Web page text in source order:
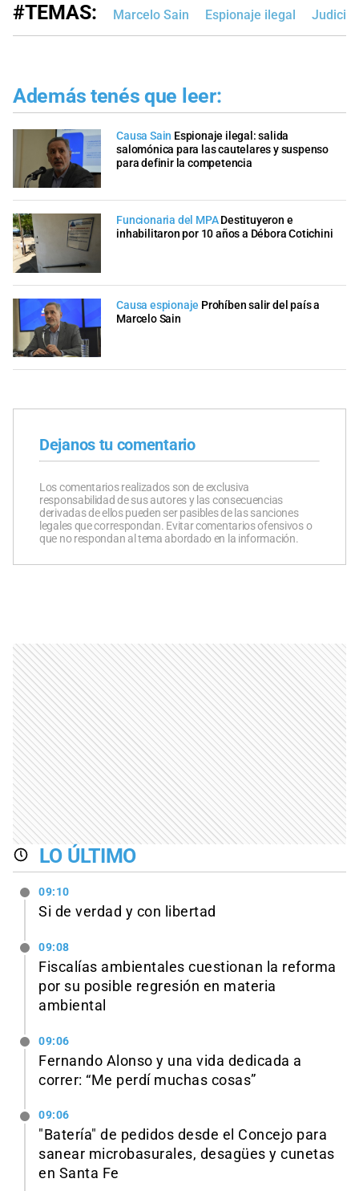
#TEMAS: Marcelo Sain Espionaje ilegal
Además tenés que leer:
Causa Sain Espionaje ilegal: salida
salomónica para las cautelares y suspenso
para definir la competencia
Funcionaria del MPA Destituyeron e
inhabilitaron por 10 años a Débora Cotichini
Causa espionaje Prohíben salir del país a
Marcelo Sain
Dejanos tu comentario
Los comentarios realizados son de exclusiva
responsabilidad de sus autores y las consecuencias
derivadas de ellos pueden ser pasibles de las sanciones
legales que correspondan. Evitar comentarios ofensivos o
que no respondan al tema abordado en la información.
LO ÚLTIMO
09:10
Si de verdad y con libertad
09:08
Fiscalías ambientales cuestionan la reforma
por su posible regresión en materia
ambiental
09:06
Fernando Alonso y una vida dedicada a
correr: “Me perdí muchas cosas”
09:06
"Batería" de pedidos desde el Concejo para
sanear microbasurales, desagües y cunetas
en Santa Fe